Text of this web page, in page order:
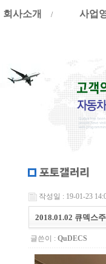
회사소개 / 사업
작성일 : 19-01-23
2018.01.02 큐덱스
글쓴이 : QuDECS